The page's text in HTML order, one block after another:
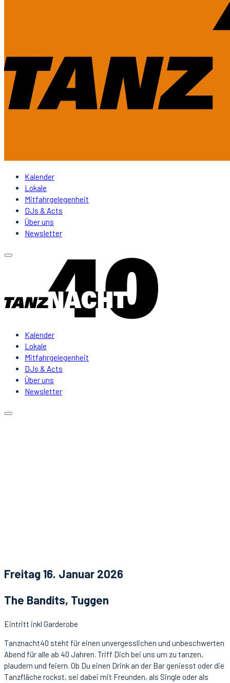
Kalender
Lokale
Mitfahrgelegenheit
DJs & Acts
Über uns
Newsletter
Kalender
Lokale
Mitfahrgelegenheit
DJs & Acts
Über uns
Newsletter
Freitag 16. Januar 2026
The Bandits, Tuggen
Eintritt inkl Garderobe
Tanznacht40 steht für einen unvergesslichen und unbeschwerten
Abend für alle ab 40 Jahren. Triff Dich bei uns um zu tanzen,
plaudern und feiern. Ob Du einen Drink an der Bar geniesst oder die
Tanzfläche rockst, sei dabei mit Freunden, als Single oder als